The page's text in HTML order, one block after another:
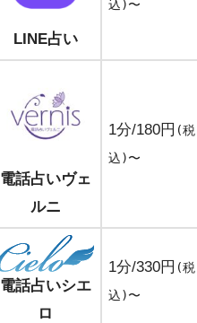
LINE占い
込)〜
電話占いヴェ
ルニ
1分/180円 (税
込)〜
電話占いシエ
ロ
1分/330円 (税
込)〜